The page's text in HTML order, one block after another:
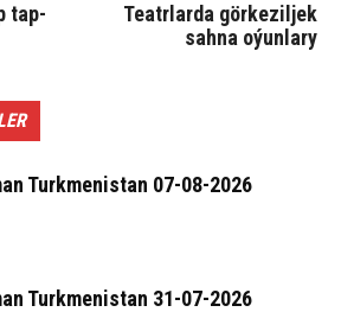
tap­
Teatrlarda görkeziljek
sahna oýunlary
Turkmenistan 07-08-2026
Turkmenistan 31-07-2026